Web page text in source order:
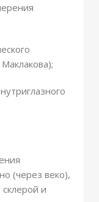
(через веко),
и